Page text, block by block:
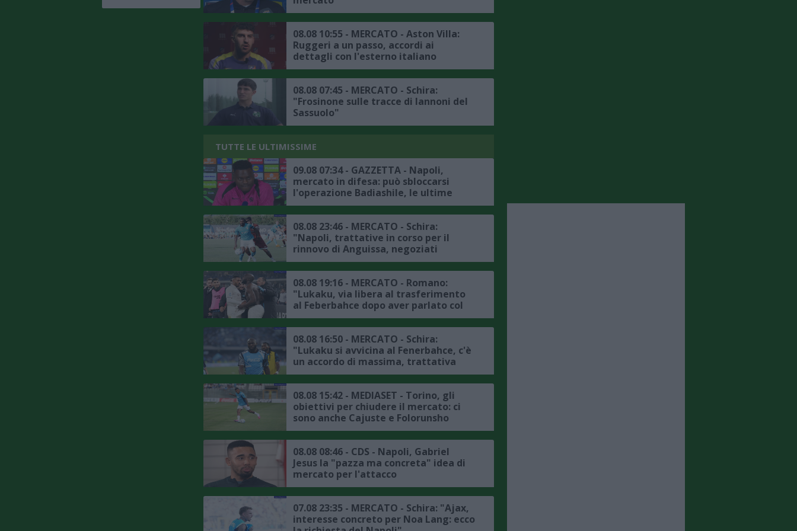
08.08 10:55 - MERCATO - Aston Villa:
Ruggeri a un passo, accordi ai
dettagli con l'esterno italiano
08.08 07:45 - MERCATO - Schira:
"Frosinone sulle tracce di Iannoni del
Sassuolo"
TUTTE LE ULTIMISSIME
09.08 07:34 - GAZZETTA - Napoli,
mercato in difesa: può sbloccarsi
l'operazione Badiashile, le ultime
08.08 23:46 - MERCATO - Schira:
"Napoli, trattative in corso per il
rinnovo di Anguissa, negoziati
positivi"
08.08 19:16 - MERCATO - Romano:
"Lukaku, via libera al trasferimento
al Feberbahce dopo aver parlato col
presidente, ora la trattativa col
Napoli"
08.08 16:50 - MERCATO - Schira:
"Lukaku si avvicina al Fenerbahce, c'è
un accordo di massima, trattativa
avanzata tra il club turco e il Napoli"
08.08 15:42 - MEDIASET - Torino, gli
obiettivi per chiudere il mercato: ci
sono anche Cajuste e Folorunsho
08.08 08:46 - CDS - Napoli, Gabriel
Jesus la "pazza ma concreta" idea di
mercato per l'attacco
07.08 23:35 - MERCATO - Schira: "Ajax,
interesse concreto per Noa Lang: ecco